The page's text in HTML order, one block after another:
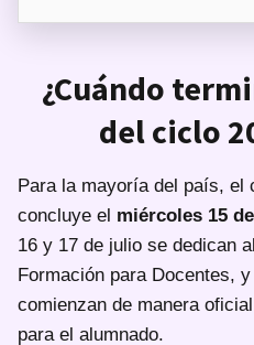
¿Cuándo
del ciclo
Para la mayoría del país, el
concluye el miércoles 15
16 y 17 de julio se dedican
Formación para Docentes,
comienzan de manera
para el alumnado.